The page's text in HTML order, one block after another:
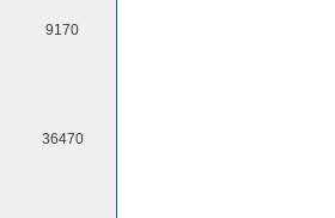
9170
36470